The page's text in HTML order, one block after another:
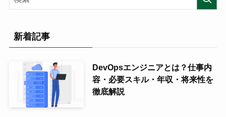
新着記事
DevOpsエンジニアとは？仕事内
容・必要スキル・年収・将来性を
徹底解説